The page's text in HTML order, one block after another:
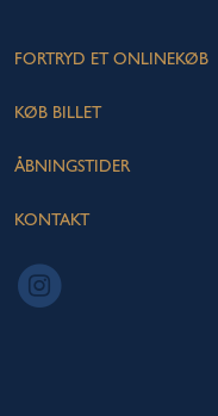
FORTRYD ET ONLINEKØB
KØB BILLET
ÅBNINGSTIDER
KONTAKT